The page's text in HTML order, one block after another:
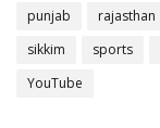
punjab
rajasthan
sikkim
sports
YouTube